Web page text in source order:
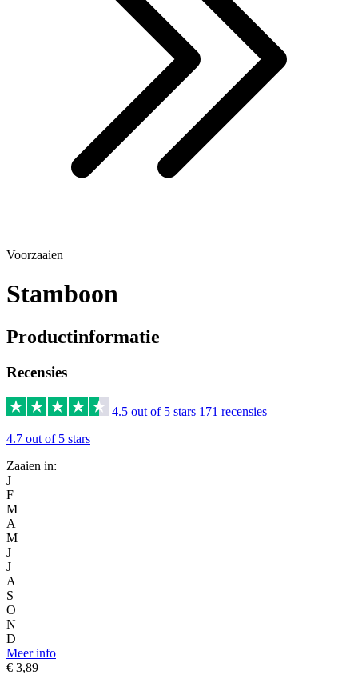
Voorzaaien
Stamboon
Productinformatie
Recensies
4.5 out of 5 stars 171 recensies
4.7 out of 5 stars
Zaaien in:
J
F
M
A
M
J
J
A
S
O
N
D
Meer info
€ 3,89